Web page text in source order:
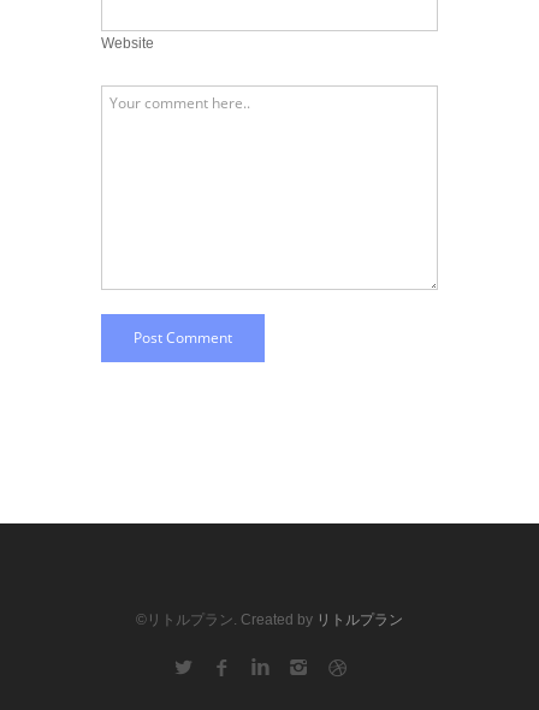
Website
Post Comment
©リトルプラン. Created by リトルプラン